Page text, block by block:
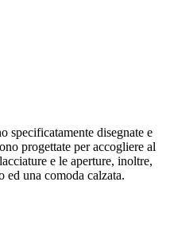
specificatamente disegnate e
progettate per accogliere al
e le aperture, inoltre,
ed una comoda calzata.